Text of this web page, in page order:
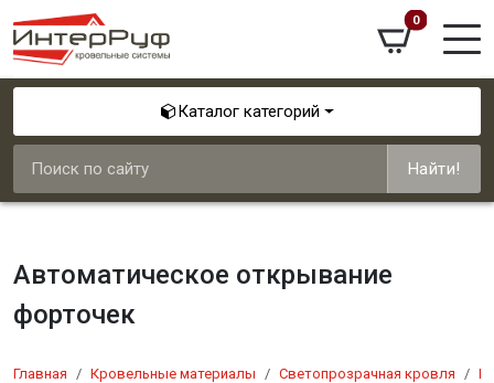
0
Каталог категорий
Найти!
Автоматическое открывание
форточек
Главная Кровельные материалы Светопрозрачная кровля